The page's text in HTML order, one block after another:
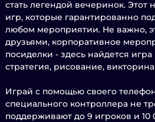
стать легендой вечеринок. Этот
игр, которые гарантированно
любом мероприятии. Не важно,
друзьями, корпоративное
посиделки - здесь найдется
стратегия, рисование,
Играй с помощью своего
специального контроллера не
поддерживают до 9 игроков и 10